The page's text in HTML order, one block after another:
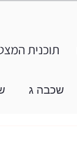
תוכנית
שכבה ג